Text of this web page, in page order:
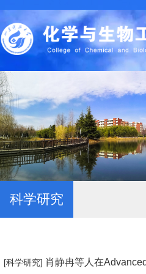
科学研究
[科学研究] 肖静冉等人在